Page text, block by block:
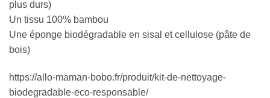
plus durs)
Un tissu 100% bambou
Une éponge biodégradable en sisal et cellulose (pâte de
bois)
https://allo-maman-bobo.fr/produit/kit-de-nettoyage-
biodegradable-eco-responsable/